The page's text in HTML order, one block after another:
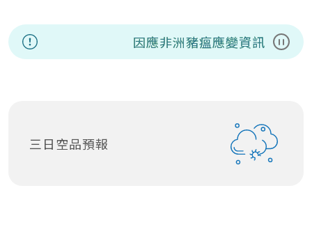
暫停
因應非洲豬瘟應變資訊專區
三日空品預報